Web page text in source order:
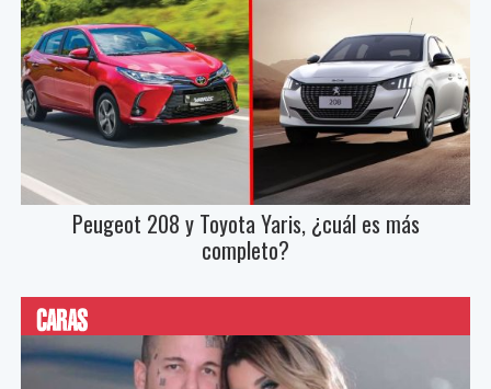
Peugeot 208 y Toyota Yaris, ¿cuál es más
completo?